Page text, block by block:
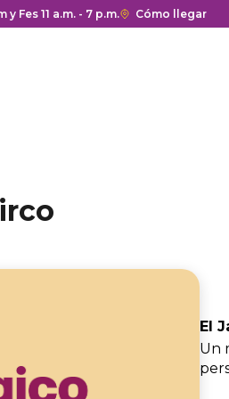
y cierre del centro
y Fes 11 a.m. - 7 p.m.Enlace
Cómo llegar
El
Un